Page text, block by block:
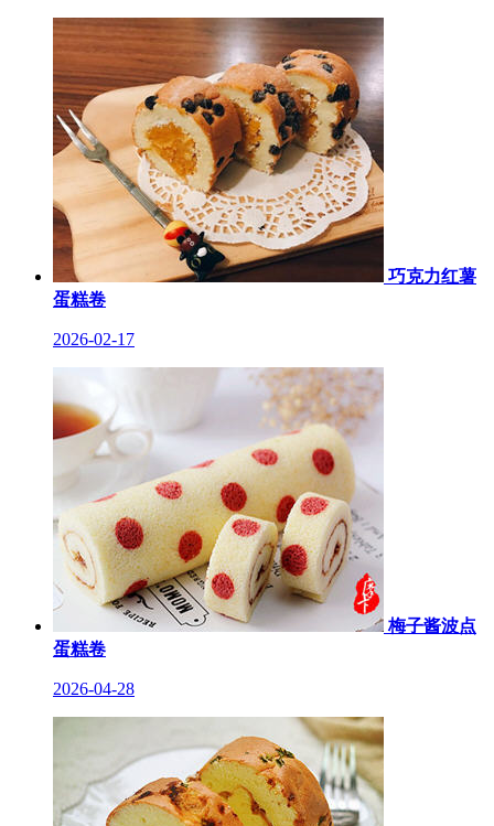
巧克力红薯
蛋糕卷
2026-02-17
梅子酱波点
蛋糕卷
2026-04-28